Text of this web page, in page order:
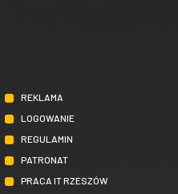
REKLAMA
LOGOWANIE
REGULAMIN
PATRONAT
PRACA IT RZESZÓW